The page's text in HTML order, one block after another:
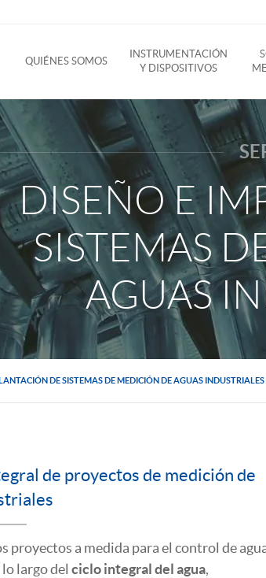
QUIÉNES SOMOS
INSTRUMENTACIÓN
Y DISPOSITIVOS
DISEÑO E
SISTEMAS
AGUAS
DE SISTEMAS DE MEDICIÓN DE AGUAS INDUSTRIALES
de proyectos de medición de
proyectos a medida para el control de
largo del ciclo integral del agua,